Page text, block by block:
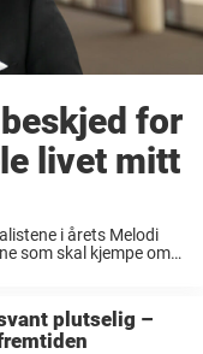
for
livet mitt
i årets Melodi
som skal kjempe om
plutselig –